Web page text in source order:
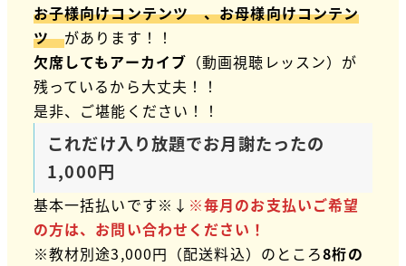
お子様向けコンテンツ 、お母様向けコンテン
ツがあります！！
欠席してもアーカイブ （動画視聴レッスン）が
残っているから大丈夫！！
是非、ご堪能ください！！
これだけ入り放題でお月謝たったの
1,000円
基本一括払いです※↓ ※毎月のお支払いご希望
の方は、お問い合わせください！
※教材別途3,000円（配送料込）のところ8桁の